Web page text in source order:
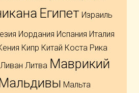
Египет Израиль
Иордания Испания Италия
Кипр Китай Коста Рика
Ливан Литва Маврикий
Мальта